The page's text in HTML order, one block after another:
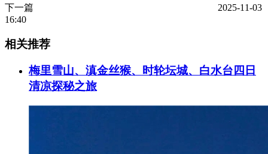
下一篇
2025-11-03
16:40
相关推荐
梅里雪山、滇金丝猴、时轮坛城、白水台四日
清凉探秘之旅